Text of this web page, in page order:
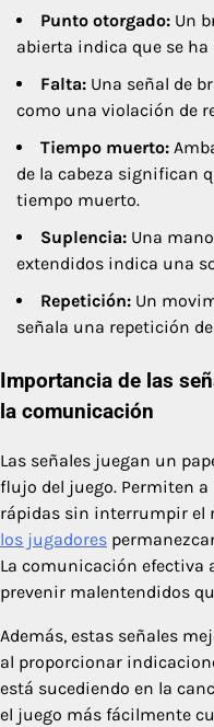
Punto otorgado: Un
abierta indica que se
Falta: Una señal de
como una violación de
Tiempo muerto:
de la cabeza significan
tiempo muerto.
Suplencia: Una
extendidos indica una
Repetición: Un
señala una repetición
Importancia de las
la comunicación
Las señales juegan un
flujo del juego. Permiten
rápidas sin interrumpir el
los jugadores
La comunicación efectiva
prevenir malentendidos
Además, estas señales
al proporcionar
está sucediendo en la
el juego más fácilmente